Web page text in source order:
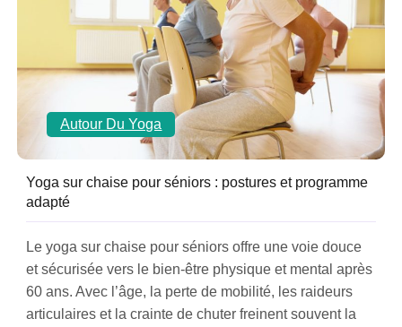
Autour Du Yoga
Yoga sur chaise pour séniors : postures et programme
adapté
Le yoga sur chaise pour séniors offre une voie douce
et sécurisée vers le bien-être physique et mental après
60 ans. Avec l’âge, la perte de mobilité, les raideurs
articulaires et la crainte de chuter freinent souvent la